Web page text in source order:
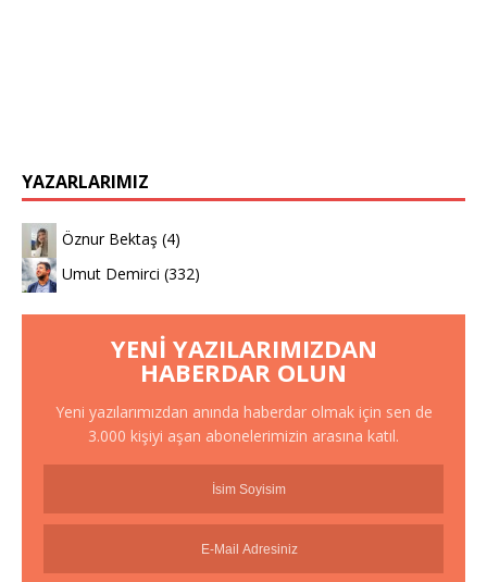
YAZARLARIMIZ
Öznur Bektaş (4)
Umut Demirci (332)
YENI YAZILARIMIZDAN
HABERDAR OLUN
Yeni yazılarımızdan anında haberdar olmak için sen de
3.000 kişiyi aşan abonelerimizin arasına katıl.